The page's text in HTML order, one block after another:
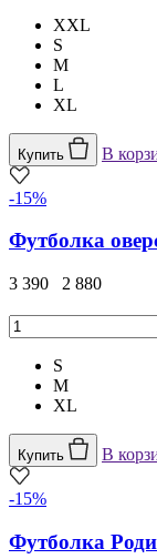
XXL
S
M
L
XL
Купить В
-15%
Футболка
3 390 2 880
S
M
XL
Купить В
-15%
Футболка